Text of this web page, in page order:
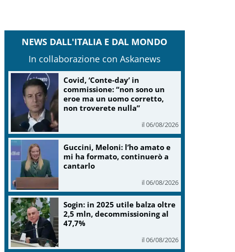
NEWS DALL'ITALIA E DAL MONDO
In collaborazione con Askanews
Covid, ‘Conte-day’ in
commissione: “non sono un
eroe ma un uomo corretto,
non troverete nulla”
il 06/08/2026
Guccini, Meloni: l’ho amato e
mi ha formato, continuerò a
cantarlo
il 06/08/2026
Sogin: in 2025 utile balza oltre
2,5 mln, decommissioning al
47,7%
il 06/08/2026